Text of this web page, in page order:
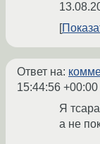
Ответ на:
15:44:56 +00:00
Я
а не